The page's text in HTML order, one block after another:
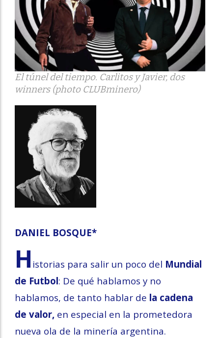
El túnel del tiempo. Carlitos y Javier, dos
winners (photo CLUBminero)
DANIEL BOSQUE*
H istorias para salir un poco del Mundial
de Futbol: De qué hablamos y no
hablamos, de tanto hablar de la cadena
de valor, en especial en la prometedora
nueva ola de la minería argentina.